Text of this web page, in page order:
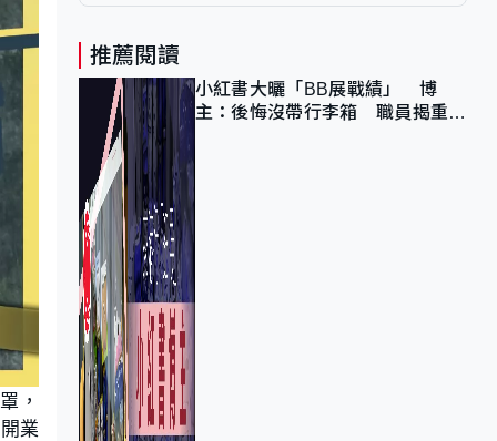
，
業
推薦閱讀
小紅書大曬「BB展戰績」 博
主：後悔沒帶行李箱 職員揭重複